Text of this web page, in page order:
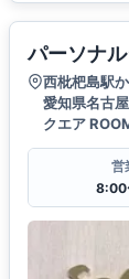
パーソナ
西枇杷島駅
愛知県名古
クエア
営
8:00